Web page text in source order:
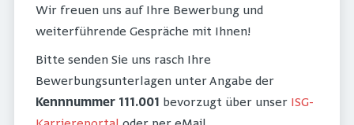
Wir freuen uns auf Ihre Bewerbung und
weiterführende Gespräche mit Ihnen!
Bitte senden Sie uns rasch Ihre
Bewerbungsunterlagen unter Angabe der
Kennnummer 111.001 bevorzugt über unser ISG-